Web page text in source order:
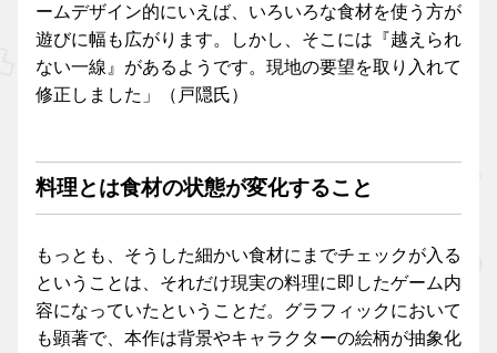
ームデザイン的にいえば、いろいろな食材を使う方が
遊びに幅も広がります。しかし、そこには『越えられ
ない一線』があるようです。現地の要望を取り入れて
修正しました」（戸隠氏）
料理とは食材の状態が変化すること
もっとも、そうした細かい食材にまでチェックが入る
ということは、それだけ現実の料理に即したゲーム内
容になっていたということだ。グラフィックにおいて
も顕著で、本作は背景やキャラクターの絵柄が抽象化